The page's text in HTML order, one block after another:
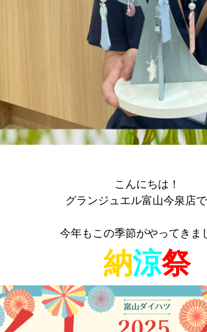
こんにちは！
グランジュエル富山今泉店
今年もこの季節がやってきま
納涼祭